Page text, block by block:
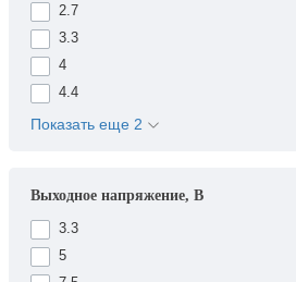
2.7
3.3
4
4.4
Показать еще 2
Выходное напряжение, В
3.3
5